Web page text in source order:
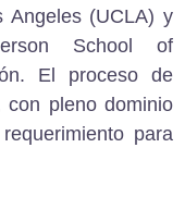
Angeles(UCLA) y
School of
El proceso de
con pleno dominio
para